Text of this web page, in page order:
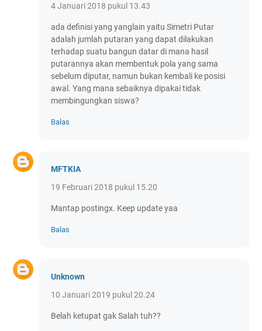
4 Januari 2018 pukul 13.43
ada definisi yang yanglain yaitu Simetri Putar
adalah jumlah putaran yang dapat dilakukan
terhadap suatu bangun datar di mana hasil
putarannya akan membentuk pola yang sama
sebelum diputar, namun bukan kembali ke posisi
awal. Yang mana sebaiknya dipakai tidak
membingungkan siswa?
Balas
MFTKIA
19 Februari 2018 pukul 15.20
Mantap postingx. Keep update yaa
Balas
Unknown
10 Januari 2019 pukul 20.24
Belah ketupat gak Salah tuh??